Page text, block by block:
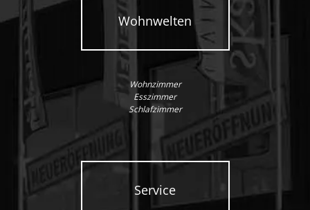
Wohnwelten
Wohnzimmer
Esszimmer
Schlafzimmer
Service